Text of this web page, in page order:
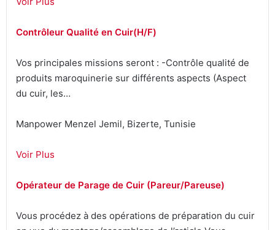
Contrôleur Qualité en Cuir(H/F)
Vos principales missions seront : -Contrôle qualité de
produits maroquinerie sur différents aspects (Aspect
du cuir, les…
Manpower Menzel Jemil, Bizerte, Tunisie
Voir Plus
Opérateur de Parage de Cuir (Pareur/Pareuse)
Vous procédez à des opérations de préparation du cuir